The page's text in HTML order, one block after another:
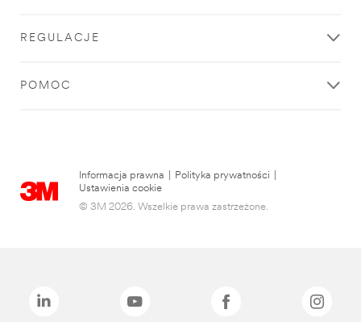
REGULACJE
POMOC
Informacja prawna Polityka prywatności
Ustawienia cookie
© 3M 2026. Wszelkie prawa zastrzeżone.